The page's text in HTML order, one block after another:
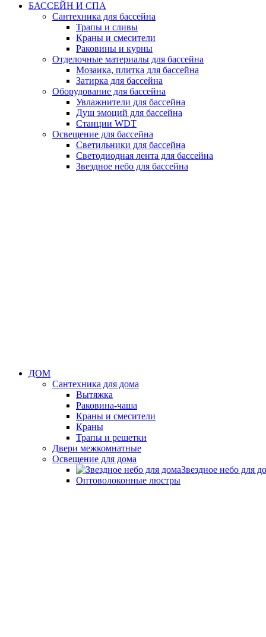
БАССЕЙН И СПА
Сантехника для бассейна
Трапы и сливы
Краны и смесители
Раковины и курны
Отделочные материалы для бассейна
Мозаика, плитка для бассейна
Затирка для бассейна
Оборудование для бассейна
Увлажнители для бассейна
Душ эмоций для бассейна
Станции WDT
Освещение для бассейна
Светильники для бассейна
Светодиодная лента для бассейна
Звездное небо для бассейна
ДОМ
Сантехника для дома
Вытяжка
Раковина-чаша
Краны и смесители
Краны
Трапы и решетки
Двери межкомнатные
Освещение для дома
Звездное небо для
Оптоволоконные люстры